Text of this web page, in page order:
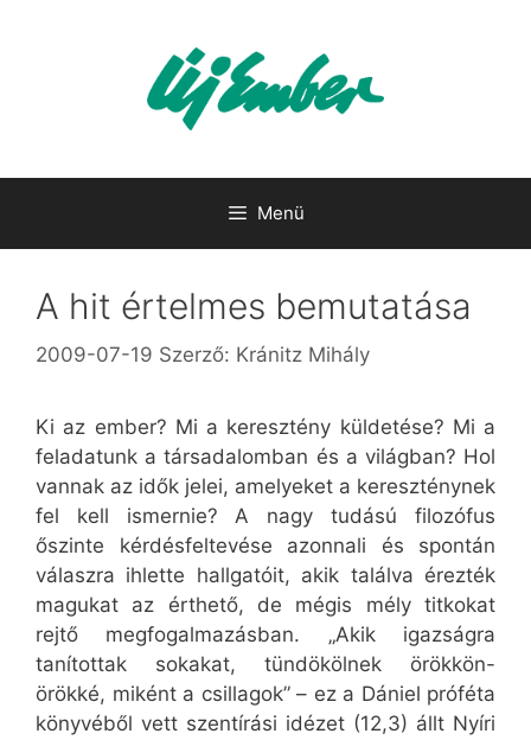
Menü
A hit értelmes bemutatása
2009-07-19 Szerző: Kránitz Mihály
Ki az ember? Mi a keresztény küldetése? Mi a
feladatunk a társadalomban és a világban? Hol
vannak az idők jelei, amelyeket a kereszténynek
fel kell ismernie? A nagy tudású filozófus
őszinte kérdésfeltevése azonnali és spontán
válaszra ihlette hallgatóit, akik találva érezték
magukat az érthető, de mégis mély titkokat
rejtő megfogalmazásban. „Akik igazságra
tanítottak sokakat, tündökölnek örökkön-
örökké, miként a csillagok” – ez a Dániel próféta
könyvéből vett szentírási idézet (12,3) állt Nyíri